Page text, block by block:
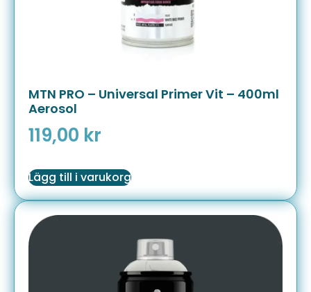
MTN PRO – Universal Primer Vit – 400ml
Aerosol
119,00 kr
Lägg till i varukorg